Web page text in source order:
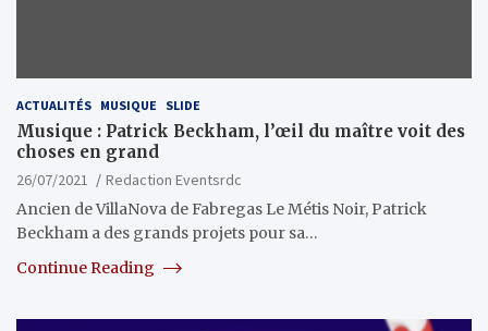
ACTUALITÉS MUSIQUE SLIDE
Musique : Patrick Beckham, l’œil du maître voit des
choses en grand
26/07/2021
Redaction Eventsrdc
Ancien de VillaNova de Fabregas Le Métis Noir, Patrick
Beckham a des grands projets pour sa…
Continue Reading